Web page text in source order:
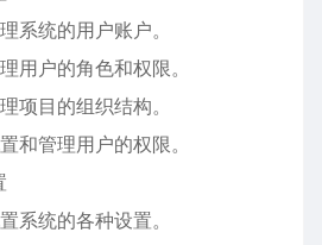
系统的用户账户。
用户的角色和权限。
项目的组织结构。
和管理用户的权限。
系统的各种设置。